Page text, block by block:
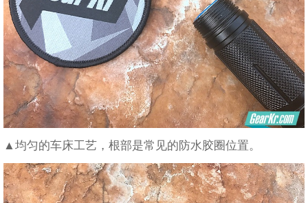
▲均匀的车床工艺，根部是常见的防水胶圈位置。